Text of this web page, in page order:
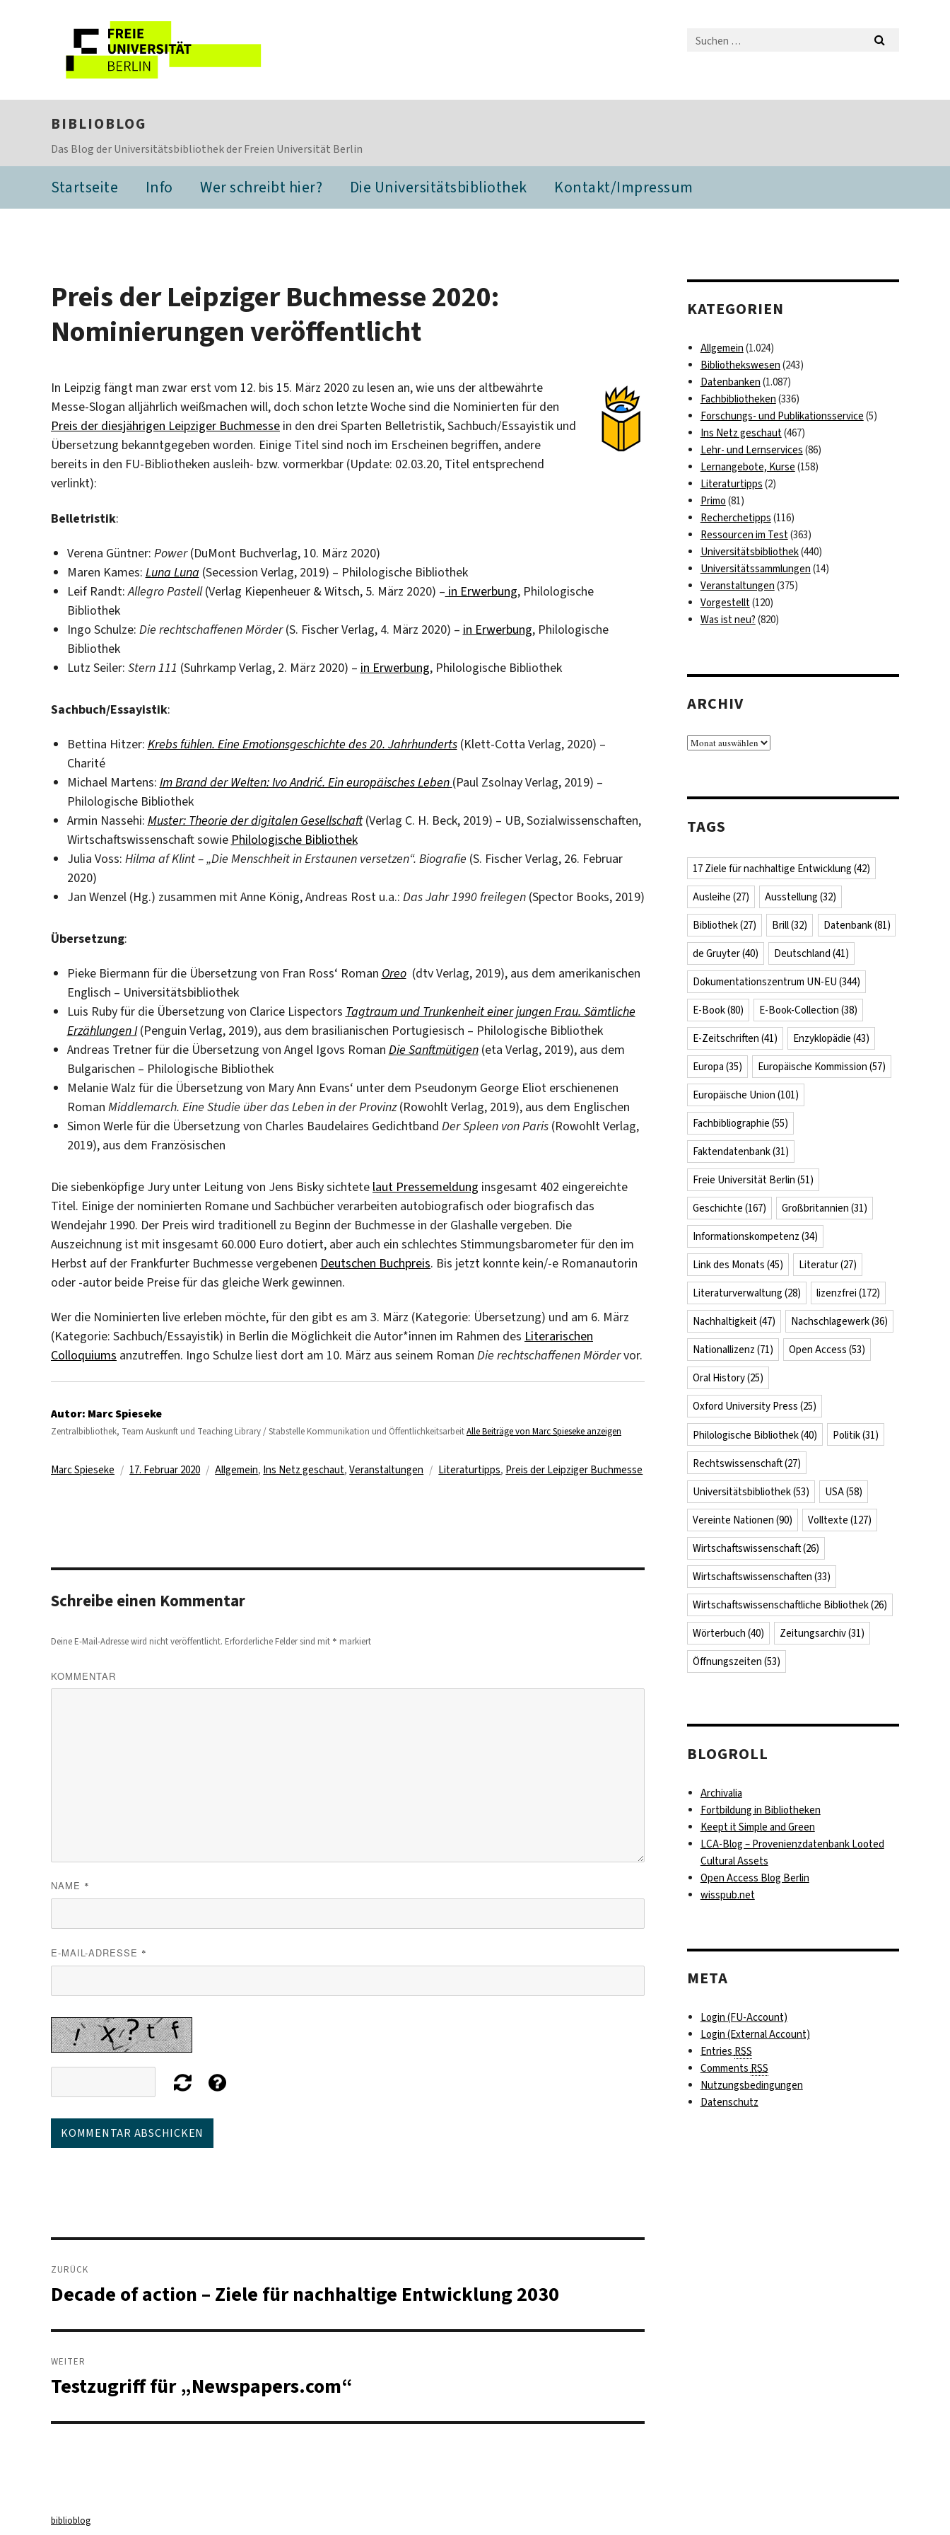
BIBLIOBLOG
Das Blog der Universitätsbibliothek der Freien Universität Berlin
Startseite Info Wer schreibt hier? Die Universitätsbibliothek Kontakt/Impressum
Preis der Leipziger Buchmesse 2020:
Nominierungen veröffentlicht
In Leipzig fängt man zwar erst vom 12. bis 15. März 2020 zu lesen an, wie uns der altbewährte
Messe-Slogan alljährlich weißmachen will, doch schon letzte Woche sind die Nominierten für den
Preis der diesjährigen Leipziger Buchmesse in den drei Sparten Belletristik, Sachbuch/Essayistik und
Übersetzung bekanntgegeben worden. Einige Titel sind noch im Erscheinen begriffen, andere
bereits in den FU-Bibliotheken ausleih- bzw. vormerkbar (Update: 02.03.20, Titel entsprechend
verlinkt):
Belletristik:
Verena Güntner: Power(DuMont Buchverlag, 10. März 2020)
Maren Kames: Luna Luna (Secession Verlag, 2019) – Philologische Bibliothek
Leif Randt:Allegro Pastell(Verlag Kiepenheuer & Witsch, 5. März 2020) – in Erwerbung, Philologische
Bibliothek
Ingo Schulze: Die rechtschaffenen Mörder(S. Fischer Verlag, 4. März 2020) – in Erwerbung, Philologische
Bibliothek
Lutz Seiler: Stern 111 (Suhrkamp Verlag, 2. März 2020) – in Erwerbung, Philologische Bibliothek
Sachbuch/Essayistik:
Bettina Hitzer: Krebs fühlen. Eine Emotionsgeschichte des 20. Jahrhunderts(Klett-Cotta Verlag, 2020) –
Charité
Michael Martens: Im Brand der Welten: Ivo Andrić. Ein europäisches Leben (Paul Zsolnay Verlag, 2019) –
Philologische Bibliothek
Armin Nassehi: Muster: Theorie der digitalen Gesellschaft(Verlag C. H. Beck, 2019) – UB, Sozialwissenschaften,
Wirtschaftswissenschaft sowie Philologische Bibliothek
Julia Voss: Hilma af Klint – „Die Menschheit in Erstaunen versetzen“. Biografie (S. Fischer Verlag, 26. Februar
2020)
Jan Wenzel (Hg.) zusammen mit Anne König, Andreas Rost u.a.: Das Jahr 1990 freilegen(Spector Books, 2019)
Übersetzung:
Pieke Biermann für die Übersetzung von Fran Ross‘ Roman Oreo (dtv Verlag, 2019), aus dem amerikanischen
Englisch – Universitätsbibliothek
Luis Ruby für die Übersetzung von Clarice Lispectors Tagtraum und Trunkenheit einer jungen Frau. Sämtliche
Erzählungen I(Penguin Verlag, 2019), aus dem brasilianischen Portugiesisch – Philologische Bibliothek
Andreas Tretner für die Übersetzung von Angel Igovs Roman Die Sanftmütigen(eta Verlag, 2019), aus dem
Bulgarischen – Philologische Bibliothek
Melanie Walz für die Übersetzung von Mary Ann Evans‘ unter dem Pseudonym George Eliot erschienenen
Roman Middlemarch. Eine Studie über das Leben in der Provinz(Rowohlt Verlag, 2019), aus dem Englischen
Simon Werle für die Übersetzung von Charles Baudelaires Gedichtband Der Spleen von Paris(Rowohlt Verlag,
2019), aus dem Französischen
Die siebenköpfige Jury unter Leitung von Jens Bisky sichtete laut Pressemeldung insgesamt 402 eingereichte
Titel. Einige der nominierten Romane und Sachbücher verarbeiten autobiografisch oder biografisch das
Wendejahr 1990. Der Preis wird traditionell zu Beginn der Buchmesse in der Glashalle vergeben. Die
Auszeichnung ist mit insgesamt 60.000 Euro dotiert, aber auch ein schlechtes Stimmungsbarometer für den im
Herbst auf der Frankfurter Buchmesse vergebenen Deutschen Buchpreis. Bis jetzt konnte kein/-e Romanautorin
oder -autor beide Preise für das gleiche Werk gewinnen.
Wer die Nominierten live erleben möchte, für den gibt es am 3. März (Kategorie: Übersetzung) und am 6. März
(Kategorie: Sachbuch/Essayistik) in Berlin die Möglichkeit die Autor*innen im Rahmen des Literarischen
Colloquiums anzutreffen. Ingo Schulze liest dort am 10. März aus seinem Roman Die rechtschaffenen Mördervor.
Autor: Marc Spieseke
Zentralbibliothek, Team Auskunft und Teaching Library / Stabstelle Kommunikation und ÖffentlichkeitsarbeitAlle Beiträge von Marc Spieseke anzeigen
Autor
Marc Spieseke
Veröffentlicht
17. Februar 2020 Kategorien
Allgemein, Ins Netz geschaut,Veranstaltungen Schlagwörter
Literaturtipps, Preis der Leipziger Buchmesse
Schreibe einen Kommentar
Deine E-Mail-Adresse wird nicht veröffentlicht. Erforderliche Felder sind mit * markiert
KOMMENTAR
NAME *
E-MAIL-ADRESSE *
Beitragsnavigation
ZURÜCK
Vorheriger
Decade of action – Ziele für nachhaltige Entwicklung 2030
WEITER
Nächster
Testzugriff für „Newspapers.com“
KATEGORIEN
Allgemein (1.024)
Bibliothekswesen (243)
Datenbanken (1.087)
Fachbibliotheken (336)
Forschungs- und Publikationsservice (5)
Ins Netz geschaut(467)
Lehr- und Lernservices (86)
Lernangebote, Kurse (158)
Literaturtipps (2)
Primo (81)
Recherchetipps (116)
Ressourcen im Test(363)
Universitätsbibliothek(440)
Universitätssammlungen (14)
Veranstaltungen (375)
Vorgestellt(120)
Was ist neu? (820)
ARCHIV
Archiv
TAGS
17 Ziele für nachhaltige Entwicklung (42)
Ausleihe (27) Ausstellung (32)
Bibliothek(27) Brill(32) Datenbank(81)
de Gruyter(40) Deutschland (41)
Dokumentationszentrum UN-EU (344)
E-Book(80) E-Book-Collection (38)
E-Zeitschriften (41) Enzyklopädie (43)
Europa (35) Europäische Kommission (57)
Europäische Union (101)
Fachbibliographie (55)
Faktendatenbank(31)
Freie Universität Berlin (51)
Geschichte (167) Großbritannien (31)
Informationskompetenz (34)
Link des Monats (45) Literatur(27)
Literaturverwaltung (28) lizenzfrei (172)
Nachhaltigkeit(47) Nachschlagewerk(36)
Nationallizenz (71) Open Access (53)
Oral History(25)
Oxford University Press (25)
Philologische Bibliothek(40) Politik(31)
Rechtswissenschaft(27)
Universitätsbibliothek(53) USA(58)
Vereinte Nationen (90) Volltexte (127)
Wirtschaftswissenschaft(26)
Wirtschaftswissenschaften (33)
Wirtschaftswissenschaftliche Bibliothek(26)
Wörterbuch (40) Zeitungsarchiv(31)
Öffnungszeiten (53)
BLOGROLL
Archivalia
Fortbildung in Bibliotheken
Keept it Simple and Green
LCA-Blog – Provenienzdatenbank Looted
Cultural Assets
Open Access Blog Berlin
wisspub.net
META
Login (FU-Account)
Login (External Account)
EntriesRSS
CommentsRSS
Nutzungsbedingungen
Datenschutz
biblioblog